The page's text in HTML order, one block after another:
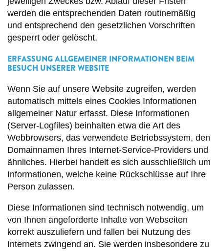
werden die entsprechenden Daten routinemäßig
und entsprechend den gesetzlichen Vorschriften
gesperrt oder gelöscht.
ERFASSUNG ALLGEMEINER INFORMATIONEN BEIM
BESUCH UNSERER WEBSITE
Wenn Sie auf unsere Website zugreifen, werden
automatisch mittels eines Cookies Informationen
allgemeiner Natur erfasst. Diese Informationen
(Server-Logfiles) beinhalten etwa die Art des
Webbrowsers, das verwendete Betriebssystem, den
Domainnamen Ihres Internet-Service-Providers und
ähnliches. Hierbei handelt es sich ausschließlich um
Informationen, welche keine Rückschlüsse auf Ihre
Person zulassen.
Diese Informationen sind technisch notwendig, um
von Ihnen angeforderte Inhalte von Webseiten
korrekt auszuliefern und fallen bei Nutzung des
Internets zwingend an. Sie werden insbesondere zu